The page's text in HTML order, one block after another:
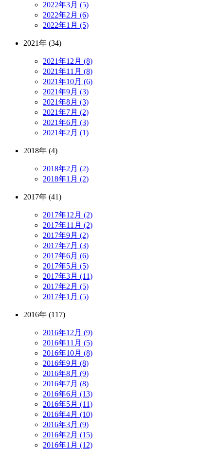
2022年3月 (5)
2022年2月 (6)
2022年1月 (5)
2021年 (34)
2021年12月 (8)
2021年11月 (8)
2021年10月 (6)
2021年9月 (3)
2021年8月 (3)
2021年7月 (2)
2021年6月 (3)
2021年2月 (1)
2018年 (4)
2018年2月 (2)
2018年1月 (2)
2017年 (41)
2017年12月 (2)
2017年11月 (2)
2017年9月 (2)
2017年7月 (3)
2017年6月 (6)
2017年5月 (5)
2017年3月 (11)
2017年2月 (5)
2017年1月 (5)
2016年 (117)
2016年12月 (9)
2016年11月 (5)
2016年10月 (8)
2016年9月 (8)
2016年8月 (9)
2016年7月 (8)
2016年6月 (13)
2016年5月 (11)
2016年4月 (10)
2016年3月 (9)
2016年2月 (15)
2016年1月 (12)